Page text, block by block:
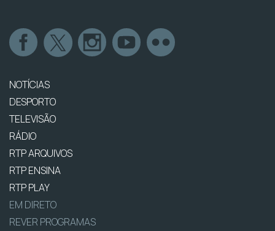
NOTÍCIAS
DESPORTO
TELEVISÃO
RÁDIO
RTP ARQUIVOS
RTP ENSINA
RTP PLAY
EM DIRETO
REVER PROGRAMAS